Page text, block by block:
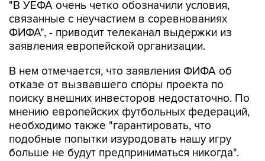
"В УЕФА очень четко обозначили условия,
связанные с неучастием в соревнованиях
ФИФА", - приводит телеканал выдержки из
заявления европейской организации.
В нем отмечается, что заявления ФИФА об
отказе от вызвавшего споры проекта по
поиску внешних инвесторов недостаточно. По
мнению европейских футбольных федераций,
необходимо также "гарантировать, что
подобные попытки изуродовать нашу игру
больше не будут предприниматься никогда".